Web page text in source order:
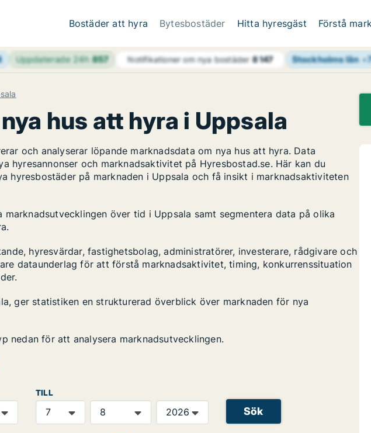
Bostäder att hyra Bytesbostäder Hitta hyresgäst Förstå
Uppdaterade 24h857 Notifikationer om nya bostäder8 147 Stockholms län+
hus att hyra i Uppsala
och analyserar löpande marknadsdata om nya hus att hyra. Data
hyresannonser och marknadsaktivitet på Hyresbostad.se. Här kan du
hyresbostäder på marknaden i Uppsala och få insikt i marknadsaktiviteten
över tid i Uppsala samt segmentera data på olika
hyresvärdar, fastighetsbolag, administratörer, investerare, rådgivare och
dataunderlag för att förstå marknadsaktivitet, timing, konkurrenssituation
ger statistiken en strukturerad överblick över marknaden för nya
nedan för att analysera marknadsutvecklingen.
TILL
Sök